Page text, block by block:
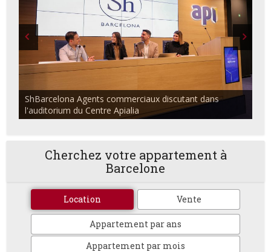
ShBarcelona Agents commerciaux discutant dans
l'auditorium du Centre Apialia
Cherchez votre appartement à
Barcelone
Location Vente
Appartement par ans
Appartement par mois